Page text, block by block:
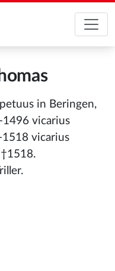
in Beringen,
1496 vicarius
vicarius